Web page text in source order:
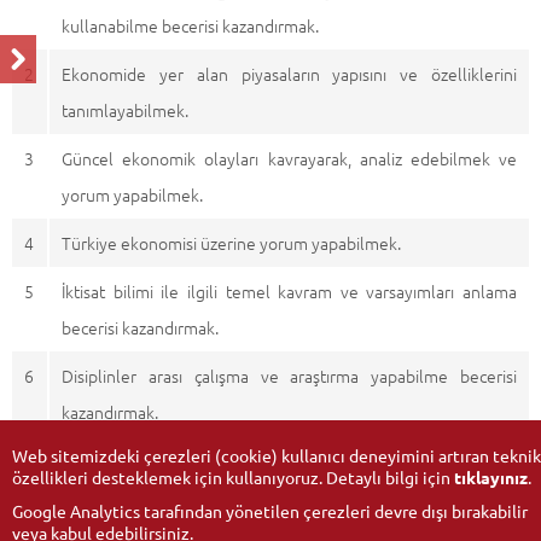
kullanabilme becerisi kazandırmak.
2
Ekonomide yer alan piyasaların yapısını ve özelliklerini
tanımlayabilmek.
3
Güncel ekonomik olayları kavrayarak, analiz edebilmek ve
yorum yapabilmek.
4
Türkiye ekonomisi üzerine yorum yapabilmek.
5
İktisat bilimi ile ilgili temel kavram ve varsayımları anlama
becerisi kazandırmak.
6
Disiplinler arası çalışma ve araştırma yapabilme becerisi
kazandırmak.
Web sitemizdeki çerezleri (cookie) kullanıcı deneyimini artıran teknik
özellikleri desteklemek için kullanıyoruz. Detaylı bilgi için tıklayınız.
Google Analytics tarafından yönetilen çerezleri devre dışı bırakabilir
veya kabul edebilirsiniz.